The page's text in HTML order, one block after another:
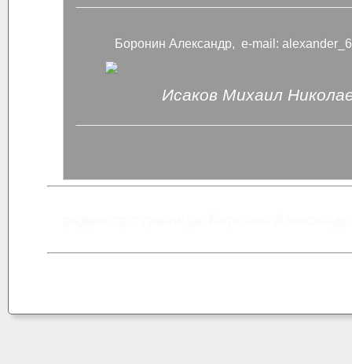
Боронин Александр, e-mail:
Исаков Михаил